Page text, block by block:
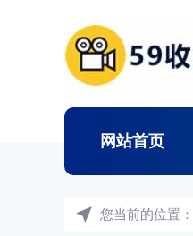
网站首页
您当前的位置：